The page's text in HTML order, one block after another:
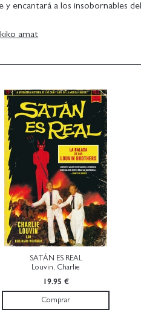
y encantará a los insobornables
kiko amat
SATÁN ES REAL
Louvin, Charlie
19.95 €
Comprar